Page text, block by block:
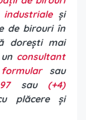
industrialeși
de birouri în
dorești mai
consultant
sau
sau (+4)
plăcere și